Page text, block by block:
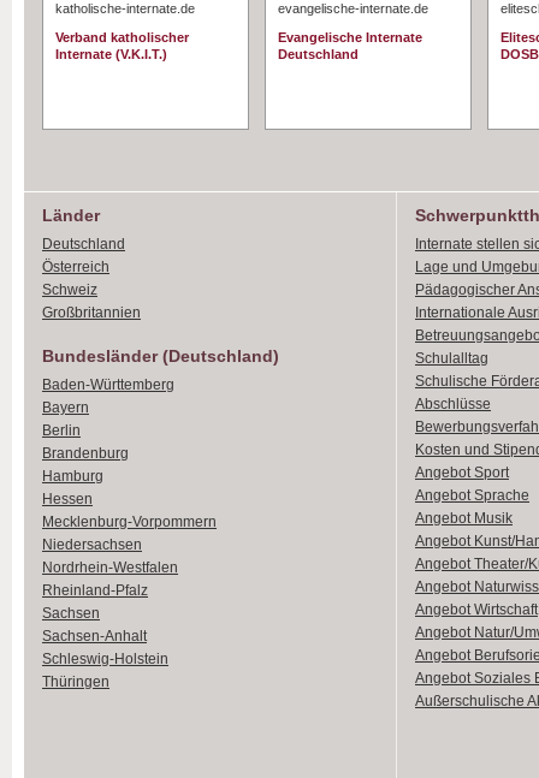
katholische-internate.de
Verband katholischer
Internate (V.K.I.T.)
evangelische-internate.de
Evangelische Internate
Deutschland
DOSB
Länder
Deutschland
Österreich
Schweiz
Großbritannien
Bundesländer (Deutschland)
Baden-Württemberg
Bayern
Berlin
Brandenburg
Hamburg
Hessen
Mecklenburg-Vorpommern
Niedersachsen
Nordrhein-Westfalen
Rheinland-Pfalz
Sachsen
Sachsen-Anhalt
Schleswig-Holstein
Thüringen
Internate stellen
Lage und
Pädagogischer
Internationale
Schulalltag
Schulische
Abschlüsse
Kosten und
Angebot Sport
Angebot Sprache
Angebot Musik
Angebot Kunst/
Angebot Theater/
Angebot
Angebot Wirtschaft
Angebot Natur/
Angebot
Angebot Soziales
Außerschulische